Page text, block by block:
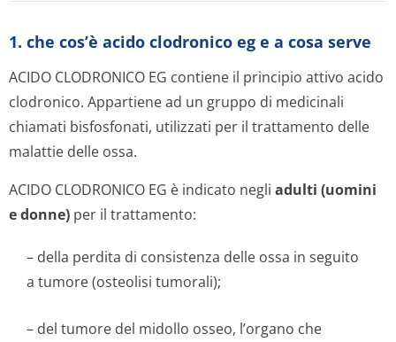
1. che cos’è acido clodronico eg e a cosa serve
ACIDO CLODRONICO EG contiene il principio attivo acido
clodronico. Appartiene ad un gruppo di medicinali
chiamati bisfosfonati, utilizzati per il trattamento delle
malattie delle ossa.
ACIDO CLODRONICO EG è indicato negli adulti (uomini
e donne) per il trattamento:
– della perdita di consistenza delle ossa in seguito
a tumore (osteolisi tumorali);
– del tumore del midollo osseo, l’organo che